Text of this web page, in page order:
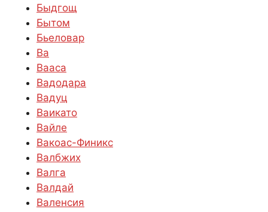
Быдгощ
Бытом
Бьеловар
Ва
Вааса
Вадодара
Вадуц
Ваикато
Вайле
Вакоас-Финикс
Валбжих
Валга
Валдай
Валенсия